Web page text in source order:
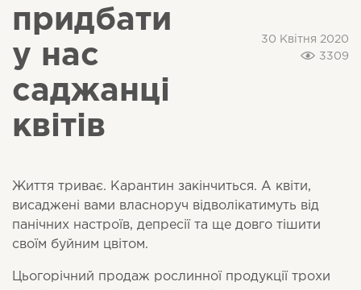
придбати
у нас
саджанці
квітів
30 Квітня 2020
3309
Життя триває. Карантин закінчиться. А квіти,
висаджені вами власноруч відволікатимуть від
панічних настроїв, депресії та ще довго тішити
своїм буйним цвітом.
Цьогорічний продаж рослинної продукції трохи